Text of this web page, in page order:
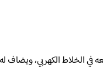
في الخلاط الكهربي،